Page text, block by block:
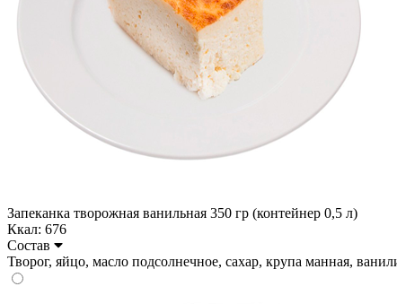
Запеканка творожная ванильная 350 гр (контейнер 0,5 л)
Ккал: 676
Состав
Творог, яйцо, масло подсолнечное, сахар, крупа манная,